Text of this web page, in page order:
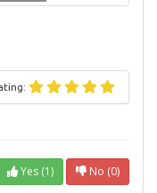
Yes (1) No (0)